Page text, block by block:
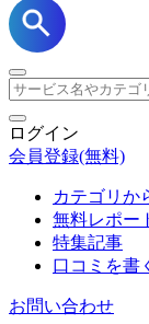
ログイン
会員登録(無料)
カテゴリか
無料レポー
特集記事
口コミを書
お問い合わせ